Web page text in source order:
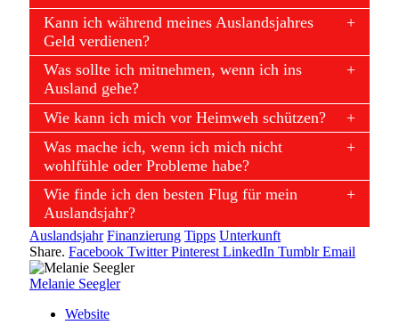
Kann ich während meines Auslandsjahres
Geld verdienen?
Was sollte ich mitnehmen, wenn ich ins
Ausland gehe?
Wie kann ich mich vor Heimweh schützen?
Was mache ich, wenn ich mich nicht
wohlfühle oder Probleme habe?
Wie finde ich den besten Flug für mein
Auslandsjahr?
Auslandsjahr Finanzierung Tipps Unterkunft
Share. Facebook Twitter Pinterest LinkedIn Tumblr Email
Melanie Seegler
Website